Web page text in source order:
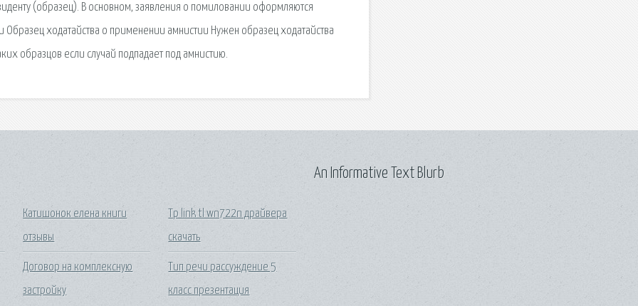
(образец). В основном, заявления о помиловании оформляются
ходатайства о применении амнистии Нужен образец ходатайства
образцов если случай подпадает под амнистию.
Катишонок елена книги
отзывы
Договор на комплексную
застройку
Tp link tl wn722n драйвера
скачать
Тип речи рассуждение 5
класс презентация
An Informative Text Blurb